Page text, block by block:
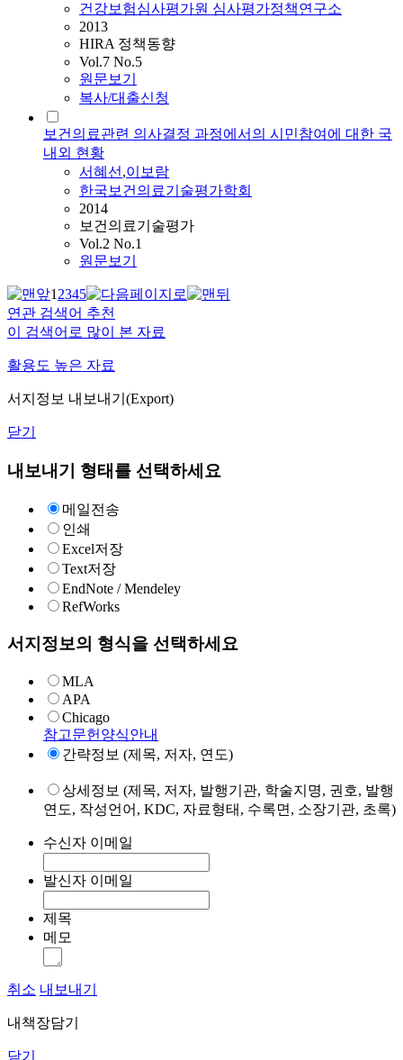
건강보험심사평가원 심사평가정책연구소
2013
HIRA 정책동향
Vol.7 No.5
원문보기
복사/대출신청
보건의료관련 의사결정 과정에서의 시민참여에 대한 국
내외 현황
서혜선,이보람
한국보건의료기술평가학회
2014
보건의료기술평가
Vol.2 No.1
원문보기
12345
연관 검색어 추천
이 검색어로 많이 본 자료
활용도 높은 자료
서지정보 내보내기(Export)
닫기
내보내기 형태를 선택하세요
메일전송
인쇄
Excel저장
Text저장
EndNote / Mendeley
RefWorks
서지정보의 형식을 선택하세요
MLA
APA
Chicago
참고문헌양식안내
간략정보 (제목, 저자, 연도)
상세정보 (제목, 저자, 발행기관, 학술지명, 권호, 발행
연도, 작성언어, KDC, 자료형태, 수록면, 소장기관, 초록)
수신자 이메일
발신자 이메일
제목
메모
취소 내보내기
내책장담기
닫기